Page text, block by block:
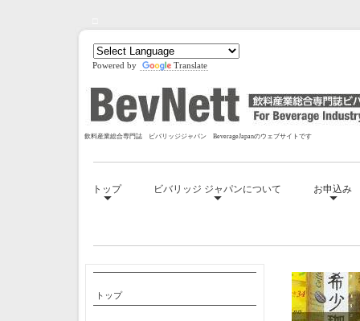
Powered by Translate
飲料産業総合専門誌 ビバリッジジャパン BeverageJapanのウェブサイトです
トップ ビバリッジ ジャパンについて お申込み
トップ